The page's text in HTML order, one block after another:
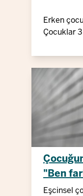
Erken
Çocuklar
"Ben
Eşcinsel